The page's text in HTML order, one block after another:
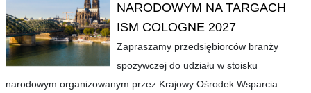
NARODOWYM NA TARGACH
ISM COLOGNE 2027
Zapraszamy przedsiębiorców branży
spożywczej do udziału w stoisku
narodowym organizowanym przez Krajowy Ośrodek Wsparcia